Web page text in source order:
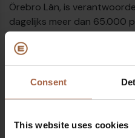
Consent
This website uses cookies
Örebro Län, is
dagelijks meer dan 65.000
Svealandstrafiken
wordt verzorgd door
Peter Bijvelds, CEO van
verheugd om onze
breiden. Eerder dit jaar